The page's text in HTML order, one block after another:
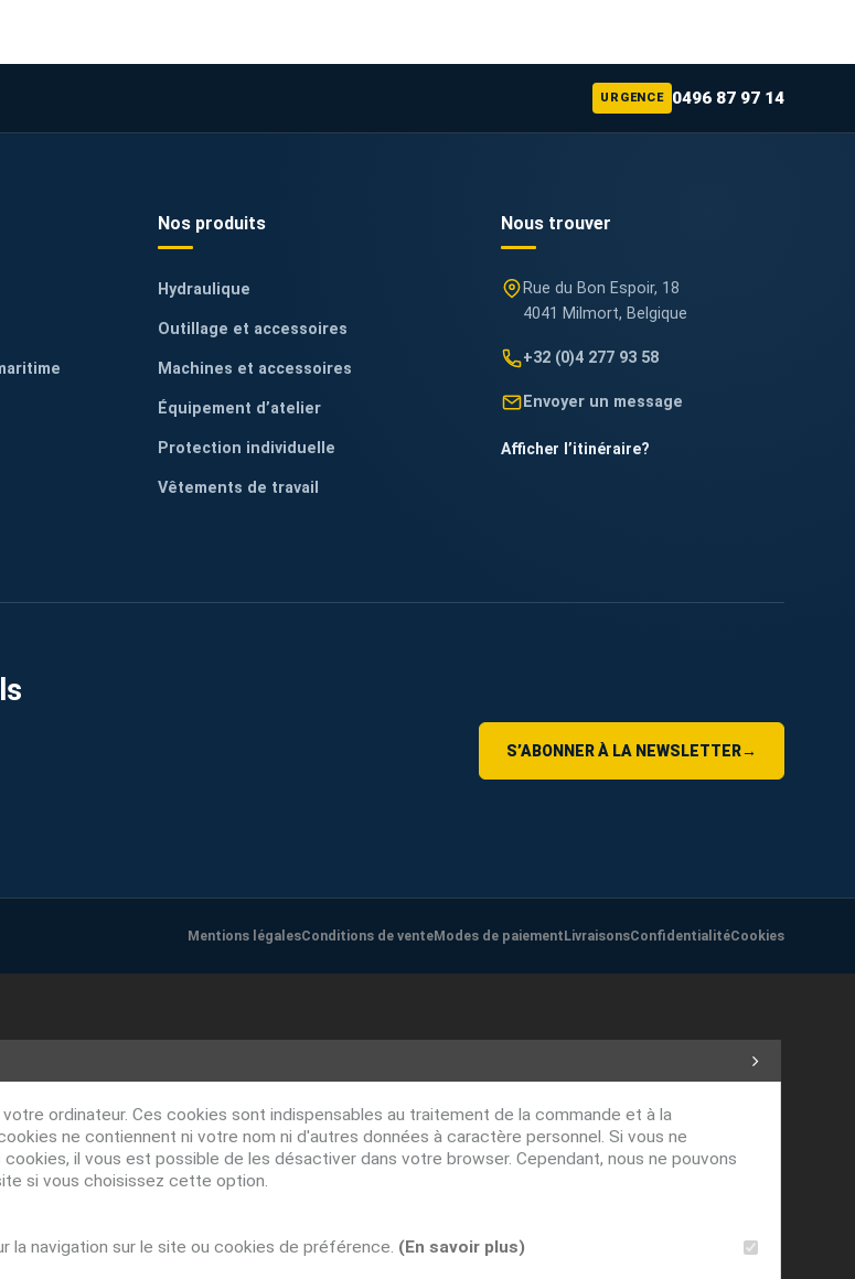
URGENCE 0496 87 97 14
Nos produits
Hydraulique
Outillage et accessoires
Machines et accessoires
Équipement d’atelier
Protection individuelle
Vêtements de travail
Nous trouver
Rue du Bon Espoir, 18
4041 Milmort, Belgique
+32 (0)4 277 93 58
Envoyer un message
Afficher l’itinéraire?
S’ABONNER À LA NEWSLETTER→
Mentions légalesConditions de venteModes de paiementLivraisonsConfidentialitéCookies
ordinateur. Ces cookies sont indispensables au traitement de la commande et à la
ne contiennent ni votre nom ni d'autres données à caractère personnel. Si vous ne
il vous est possible de les désactiver dans votre browser. Cependant, nous ne pouvons
si vous choisissez cette option.
la navigation sur le site ou cookies de préférence. (En savoir plus)